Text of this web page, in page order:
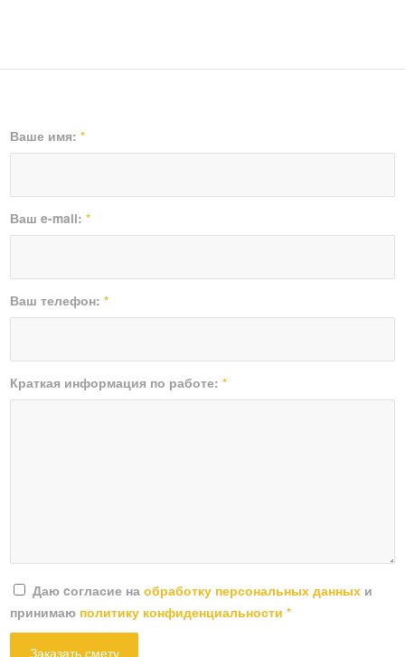
Ваше имя:*
Ваш e-mail:*
Ваш телефон:*
Краткая информация по работе:*
Даю cогласие наобработку персональных данных и
принимаю политику конфиденциальности *